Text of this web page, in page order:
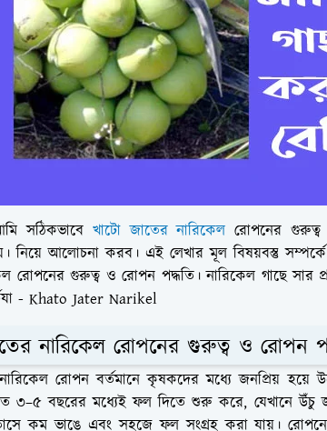
সঠিকভাবে খাটো জাতের নারিকেল রোপনের
নিয়ে আলোচনা করব। এই লেখার মূল বিষয়বস্তু
রোপনের গুরুত্ব ও রোপন পদ্ধতি।নারিকেল গাছে সার
- Khato Jater Narikel
নারিকেল রোপনের গুরুত্ব ও রোপন
রোপন বর্তমানে কৃষকদের মধ্যে জনপ্রিয় হয়ে
৩–৫ বছরের মধ্যেই ফল দিতে শুরু করে, যেখানে উঁচু
কম ভাঙে এবং সহজে ফল সংগ্রহ করা যায়।